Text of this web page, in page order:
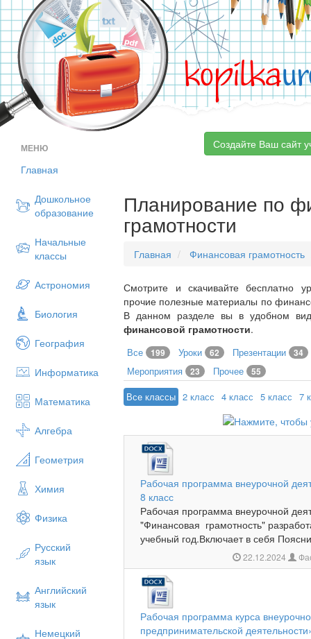
kopilka
МЕНЮ
Главная
Дошкольное
образование
Начальные
классы
Астрономия
Биология
География
Информатика
Математика
Алгебра
Геометрия
Химия
Физика
Русский
язык
Английский
язык
Немецкий
Создайте Ваш сайт
Планирование по
грамотности
Главная Финансовая грамотность
Смотрите и скачивайте бесплатно
прочие полезные материалы по
В данном разделе вы в удобном
финансовой грамотности.
Все 199 Уроки 62 Презентации 34
Мероприятия 23 Прочее 55
Все классы 2 класс 4 класс 5 класс 7
Рабочая программа внеурочной
8 класс
Рабочая программа внеурочной
"Финансовая грамотность"
учебный год.Включает в себя
22.12.2024
Рабочая программа курса
предпринимательской